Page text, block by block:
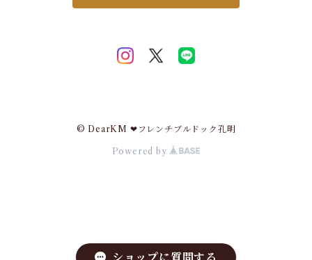
ショップに質問する
© DearKM ❤︎フレンチブルドック孔明
Powered by